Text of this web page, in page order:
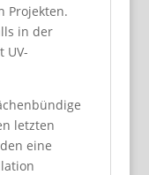
Projekten.
in der
UV-
letzten
eine